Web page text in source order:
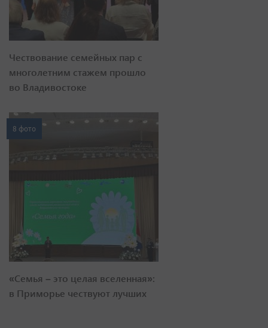
Чествование семейных пар с
многолетним стажем прошло
во Владивостоке
8 фото
«Семья – это целая вселенная»:
в Приморье чествуют лучших